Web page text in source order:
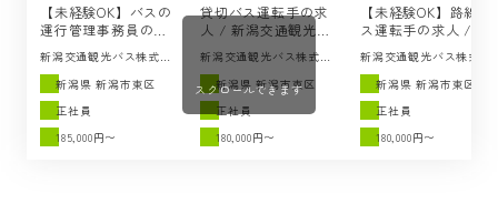
【未経験OK】バスの
運行管理事務員の求
人 / 新潟交通観光バ
ス（新潟市東区）
新潟交通観光バス株式会
社
新潟県 新潟市東区
正社員
185,000円〜
貸切バス運転手の求
人 / 新潟交通観光バ
新潟交通観光バス株式会
社
新潟県 新潟市東区
正社員
180,000円〜
【未経験OK】路線バ
ス運転手の求人 / 新
潟交通観光バス（新
潟市東区）
新潟交通観光バス株式会
社
新潟県 新潟市東区
正社員
180,000円〜
スクロールできます